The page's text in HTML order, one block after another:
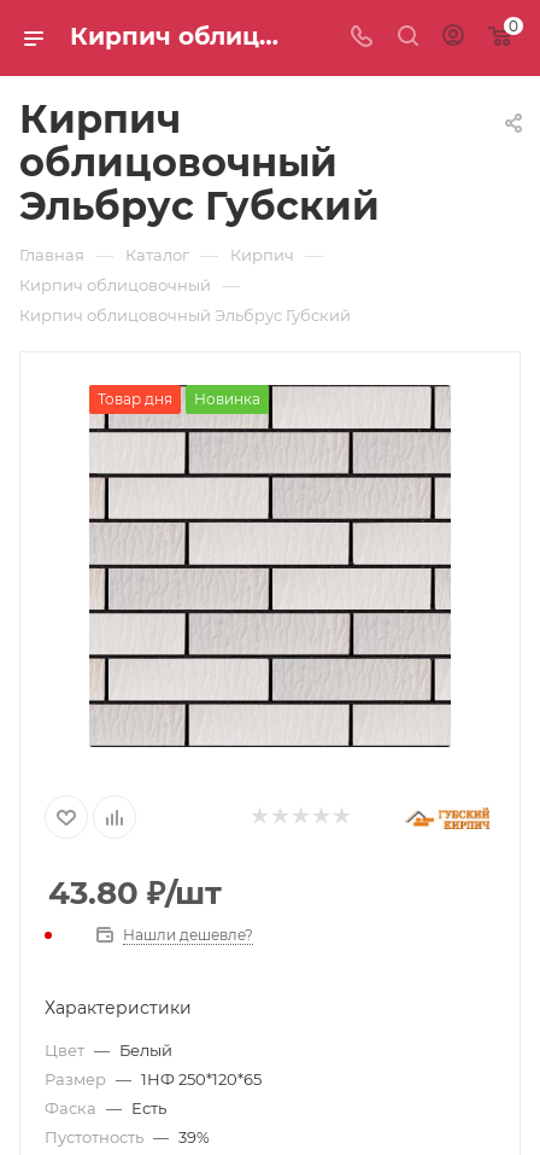
Кирпич облицовочный Эльбрус Губский: цены и доставка — интернет-магазин СТС 0
Кирпич
облицовочный
Эльбрус Губский
Главная — Каталог — Кирпич —
Кирпич облицовочный —
Кирпич облицовочный Эльбрус Губский
Товар дня Новинка
43.80 ₽/шт
Нашли дешевле?
Характеристики
Цвет — Белый
Размер — 1НФ 250*120*65
Фаска — Есть
Пустотность — 39%